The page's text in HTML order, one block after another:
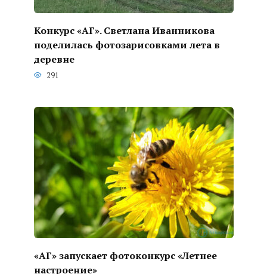
Конкурс «АГ». Светлана Иванникова
поделилась фотозарисовками лета в
деревне
291
«АГ» запускает фотоконкурс «Летнее
настроение»